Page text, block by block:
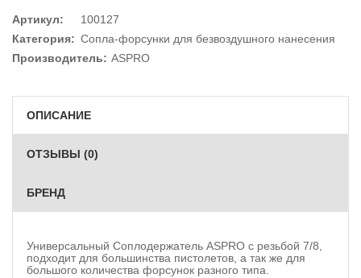
Артикул:
100127
Категория: Сопла-форсунки для безвоздушного нанесения
Производитель: ASPRO
ОПИСАНИЕ
ОТЗЫВЫ (0)
БРЕНД
Универсальный Соплодержатель ASPRO с резьбой 7/8,
подходит для большинства пистолетов, а так же для
большого количества форсунок разного типа.